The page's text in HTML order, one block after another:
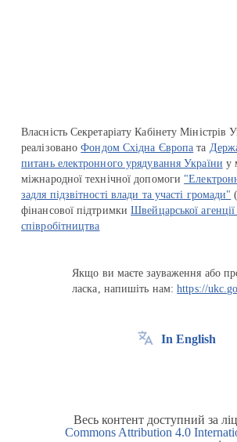
Власність Секретаріату Кабінету Міністрів
реалізованоФондом Східна Європа та
питань електронного урядування України у
міжнародної технічної допомоги
задля підзвітності влади та участі громади"
фінансової підтримкиШвейцарської
співробітництва
Якщо ви маєте зауваження або
ласка, напишіть нам:https://
In English
Весь контент доступний за
Commons Attribution 4.0